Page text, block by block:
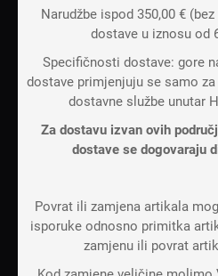
Narudžbe ispod 350,00 €
dostave u iznosu od
Specifičnosti dostave: gore
dostave primjenjuju se samo
dostavne službe unutar
Za dostavu izvan ovih
dostave se dogovaraju
Povrat ili zamjena artikala
isporuke odnosno primitka
zamjenu ili povrat